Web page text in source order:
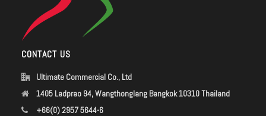
CONTACT US
Ultimate Commercial Co., Ltd
1405 Ladprao 94, Wangthonglang Bangkok 10310 Thailand
+66(0) 2957 5644-6